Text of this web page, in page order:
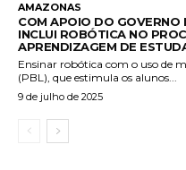
AMAZONAS
COM APOIO DO GOVERNO
INCLUI ROBÓTICA NO
APRENDIZAGEM DE
Ensinar robótica com o uso de
(PBL), que estimula os alunos...
9 de julho de 2025